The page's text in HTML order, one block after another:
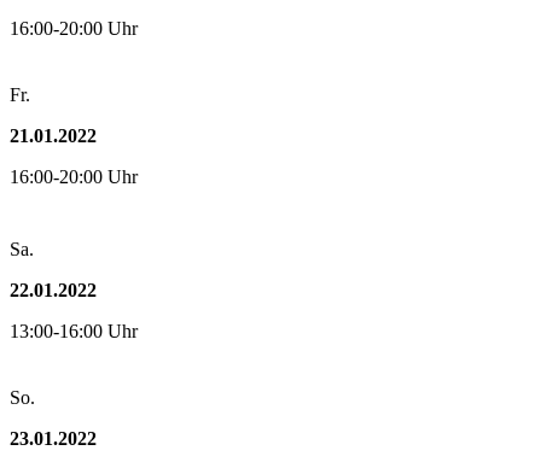
16:00-20:00 Uhr
Fr.
21.01.2022
16:00-20:00 Uhr
Sa.
22.01.2022
13:00-16:00 Uhr
So.
23.01.2022